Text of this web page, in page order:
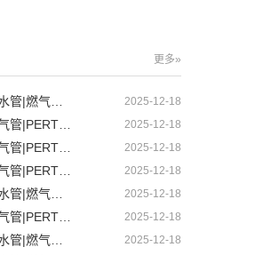
更多»
2025-12-18
2025-12-18
2025-12-18
2025-12-18
2025-12-18
2025-12-18
2025-12-18